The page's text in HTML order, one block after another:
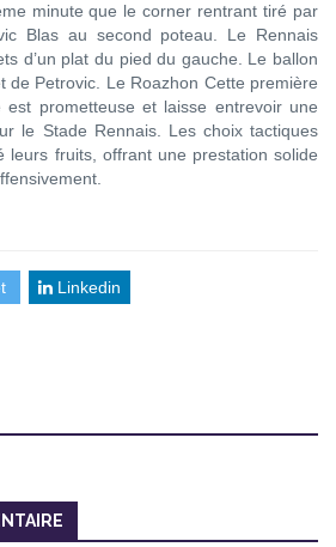
minute que le corner rentrant tiré par
Blas au second poteau. Le Rennais
d’un plat du pied du gauche. Le ballon
de Petrovic. Le Roazhon Cette première
est prometteuse et laisse entrevoir une
le Stade Rennais. Les choix tactiques
leurs fruits, offrant une prestation solide
Linkedin